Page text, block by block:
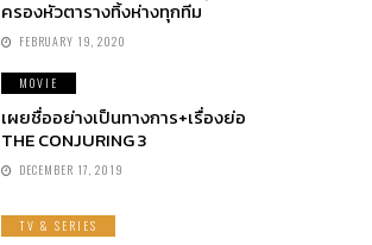
ครองหัวตารางทิ้งห่างทุกทีม
FEBRUARY 19, 2020
MOVIE
เผยชื่ออย่างเป็นทางการ+เรื่องย่อ
THE CONJURING 3
DECEMBER 17, 2019
TV & SERIES